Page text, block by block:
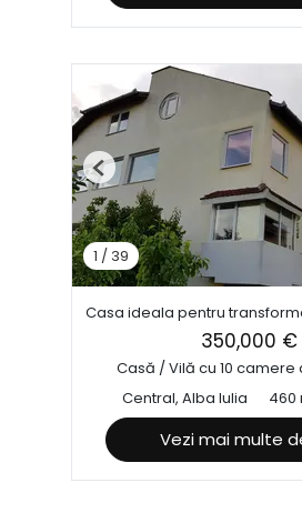
1 / 39
Previous
Casa ideala pentru
350,000 €
Casă / Vilă cu 10 camere
Central, Alba Iulia
460
Vezi mai multe